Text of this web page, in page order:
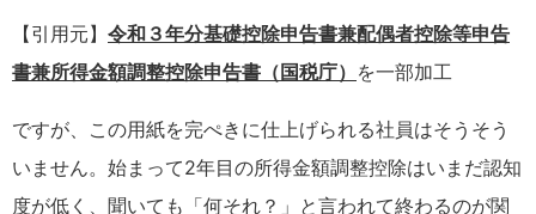
【引用元】 令和３年分基礎控除申告書兼配偶者控除等申告
書兼所得金額調整控除申告書（国税庁） を一部加工
ですが、この用紙を完ぺきに仕上げられる社員はそうそう
いません。始まって2年目の所得金額調整控除はいまだ認知
度が低く、聞いても「何それ？」と言われて終わるのが関